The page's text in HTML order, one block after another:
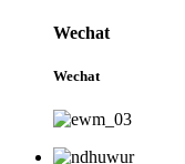
Wechat
Wechat